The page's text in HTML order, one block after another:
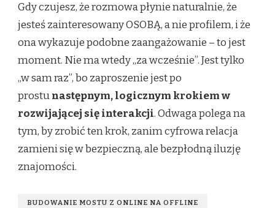
Gdy czujesz, że rozmowa płynie naturalnie, że
jesteś zainteresowany OSOBĄ, a nie profilem, i że
ona wykazuje podobne zaangażowanie – to jest
moment. Nie ma wtedy „za wcześnie”. Jest tylko
„w sam raz”, bo zaproszenie jest po
prostunastępnym, logicznym krokiem w
rozwijającej się interakcji. Odwaga polega na
tym, by zrobić ten krok, zanim cyfrowa relacja
zamieni się w bezpieczną, ale bezpłodną iluzję
znajomości.
BUDOWANIE MOSTU Z ONLINE NA OFFLINE